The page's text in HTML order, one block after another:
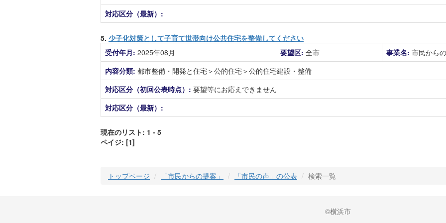
対応区分（最新）:
5. 少子化対策として子育て世帯向け公共住宅を整備してください
受付年月: 2025年08月 要望区: 全市 事業名: 市民から
内容分類: 都市整備・開発と住宅＞公的住宅＞公的住宅建設・整備
対応区分（初回公表時点）: 要望等にお応えできません
対応区分（最新）:
現在のリスト: 1 - 5
ペイジ: [1]
トップページ 「市民からの提案」 「市民の声」の公表 検索一覧
©横浜市